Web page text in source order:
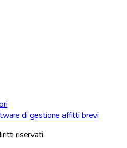
di gestione affitti brevi
riservati.